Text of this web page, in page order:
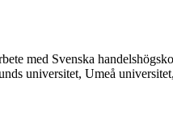
med Svenska
universitet, Umeå